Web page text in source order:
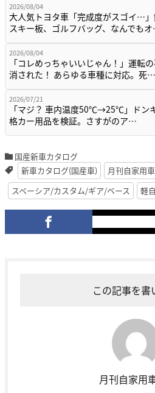
2026/08/04
大人気トヨタ車「完成度がスゴイ…」
スキー板、ゴルフバッグ、なんでも
2026/08/04
「コレめっちゃいいじゃん！」運転
消された！ あらゆる車種に対応。死…
2026/07/21
「マジ？ 車内温度50℃→25℃」ドン
格カー用品を検証。さすがのア…
国産新車カタログ
新車カタログ(国産車)
月刊自家用車
スペーシア/カスタム/ギア/ベース
軽
この記事を書
月刊自家用